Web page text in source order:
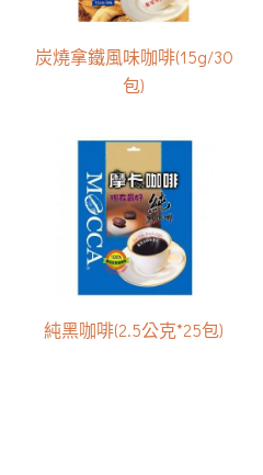
炭燒拿鐵風味咖啡(15g/30
包)
純黑咖啡(2.5公克*25包)